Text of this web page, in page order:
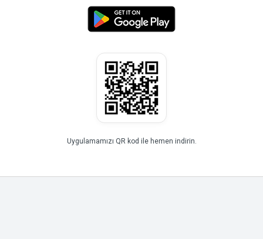
Uygulamamızı QR kod ile hemen indirin.